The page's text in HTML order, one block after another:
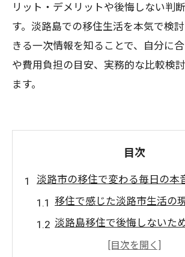
リット・デメリットや後悔しない判
す。淡路島での移住生活を本気で検
きる一次情報を知ることで、自分に
や費用負担の目安、実務的な比較検
ます。
目次
淡路市の移住で変わる毎日の本
移住で感じた淡路市生活の
淡路島移住で後悔しないた
移住後に体感する淡路市の